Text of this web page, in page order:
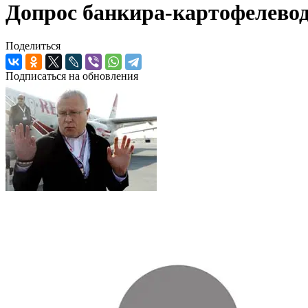
Допрос банкира-
Поделиться
Подписаться на обновления